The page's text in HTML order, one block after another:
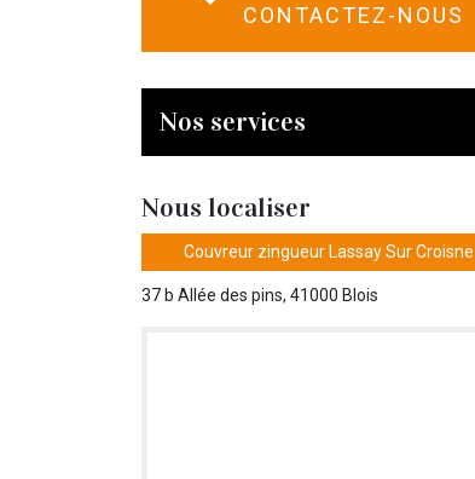
CONTACTEZ-NOUS
Nos services
Nous localiser
Couvreur zingueur Lassay Sur Croisne
37 b Allée des pins, 41000 Blois